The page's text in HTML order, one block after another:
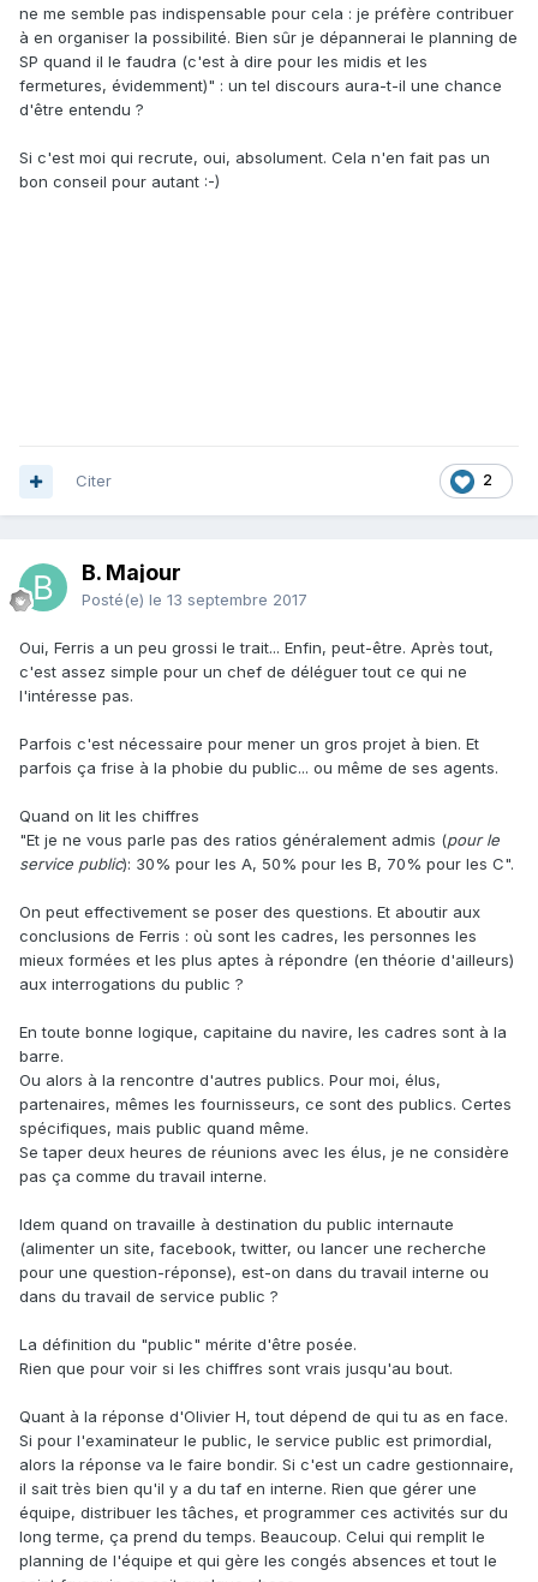
ne me semble pas indispensable pour cela : je préfère contribuer
à en organiser la possibilité. Bien sûr je dépannerai le planning de
SP quand il le faudra (c'est à dire pour les midis et les
fermetures, évidemment)" : un tel discours aura-t-il une chance
d'être entendu ?
Si c'est moi qui recrute, oui, absolument. Cela n'en fait pas un
bon conseil pour autant :-)
2
Citer
B. Majour
Posté(e) le 13 septembre 2017
Oui, Ferris a un peu grossi le trait... Enfin, peut-être. Après tout,
c'est assez simple pour un chef de déléguer tout ce qui ne
l'intéresse pas.
Parfois c'est nécessaire pour mener un gros projet à bien. Et
parfois ça frise à la phobie du public... ou même de ses agents.
Quand on lit les chiffres
"Et je ne vous parle pas des ratios généralement admis (pour le
service public): 30% pour les A, 50% pour les B, 70% pour les C".
On peut effectivement se poser des questions. Et aboutir aux
conclusions de Ferris : où sont les cadres, les personnes les
mieux formées et les plus aptes à répondre (en théorie d'ailleurs)
aux interrogations du public ?
En toute bonne logique, capitaine du navire, les cadres sont à la
barre.
Ou alors à la rencontre d'autres publics. Pour moi, élus,
partenaires, mêmes les fournisseurs, ce sont des publics. Certes
spécifiques, mais public quand même.
Se taper deux heures de réunions avec les élus, je ne considère
pas ça comme du travail interne.
Idem quand on travaille à destination du public internaute
(alimenter un site, facebook, twitter, ou lancer une recherche
pour une question-réponse), est-on dans du travail interne ou
dans du travail de service public ?
La définition du "public" mérite d'être posée.
Rien que pour voir si les chiffres sont vrais jusqu'au bout.
Quant à la réponse d'Olivier H, tout dépend de qui tu as en face.
Si pour l'examinateur le public, le service public est primordial,
alors la réponse va le faire bondir. Si c'est un cadre gestionnaire,
il sait très bien qu'il y a du taf en interne. Rien que gérer une
équipe, distribuer les tâches, et programmer ces activités sur du
long terme, ça prend du temps. Beaucoup. Celui qui remplit le
planning de l'équipe et qui gère les congés absences et tout le